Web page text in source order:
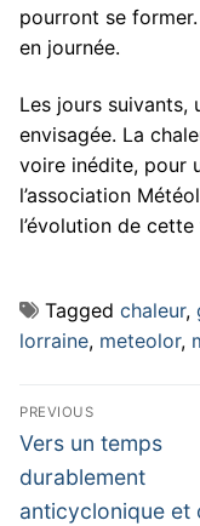
pourront se
en journée.
Les jours suivants,
envisagée. La
voire inédite, pour
l’association
l’évolution de
Tagged chaleur,
lorraine, meteolor,
Navigation
de
l’article
PREVIOUS
Previous
post:
Vers un temps
durablement
anticyclonique et